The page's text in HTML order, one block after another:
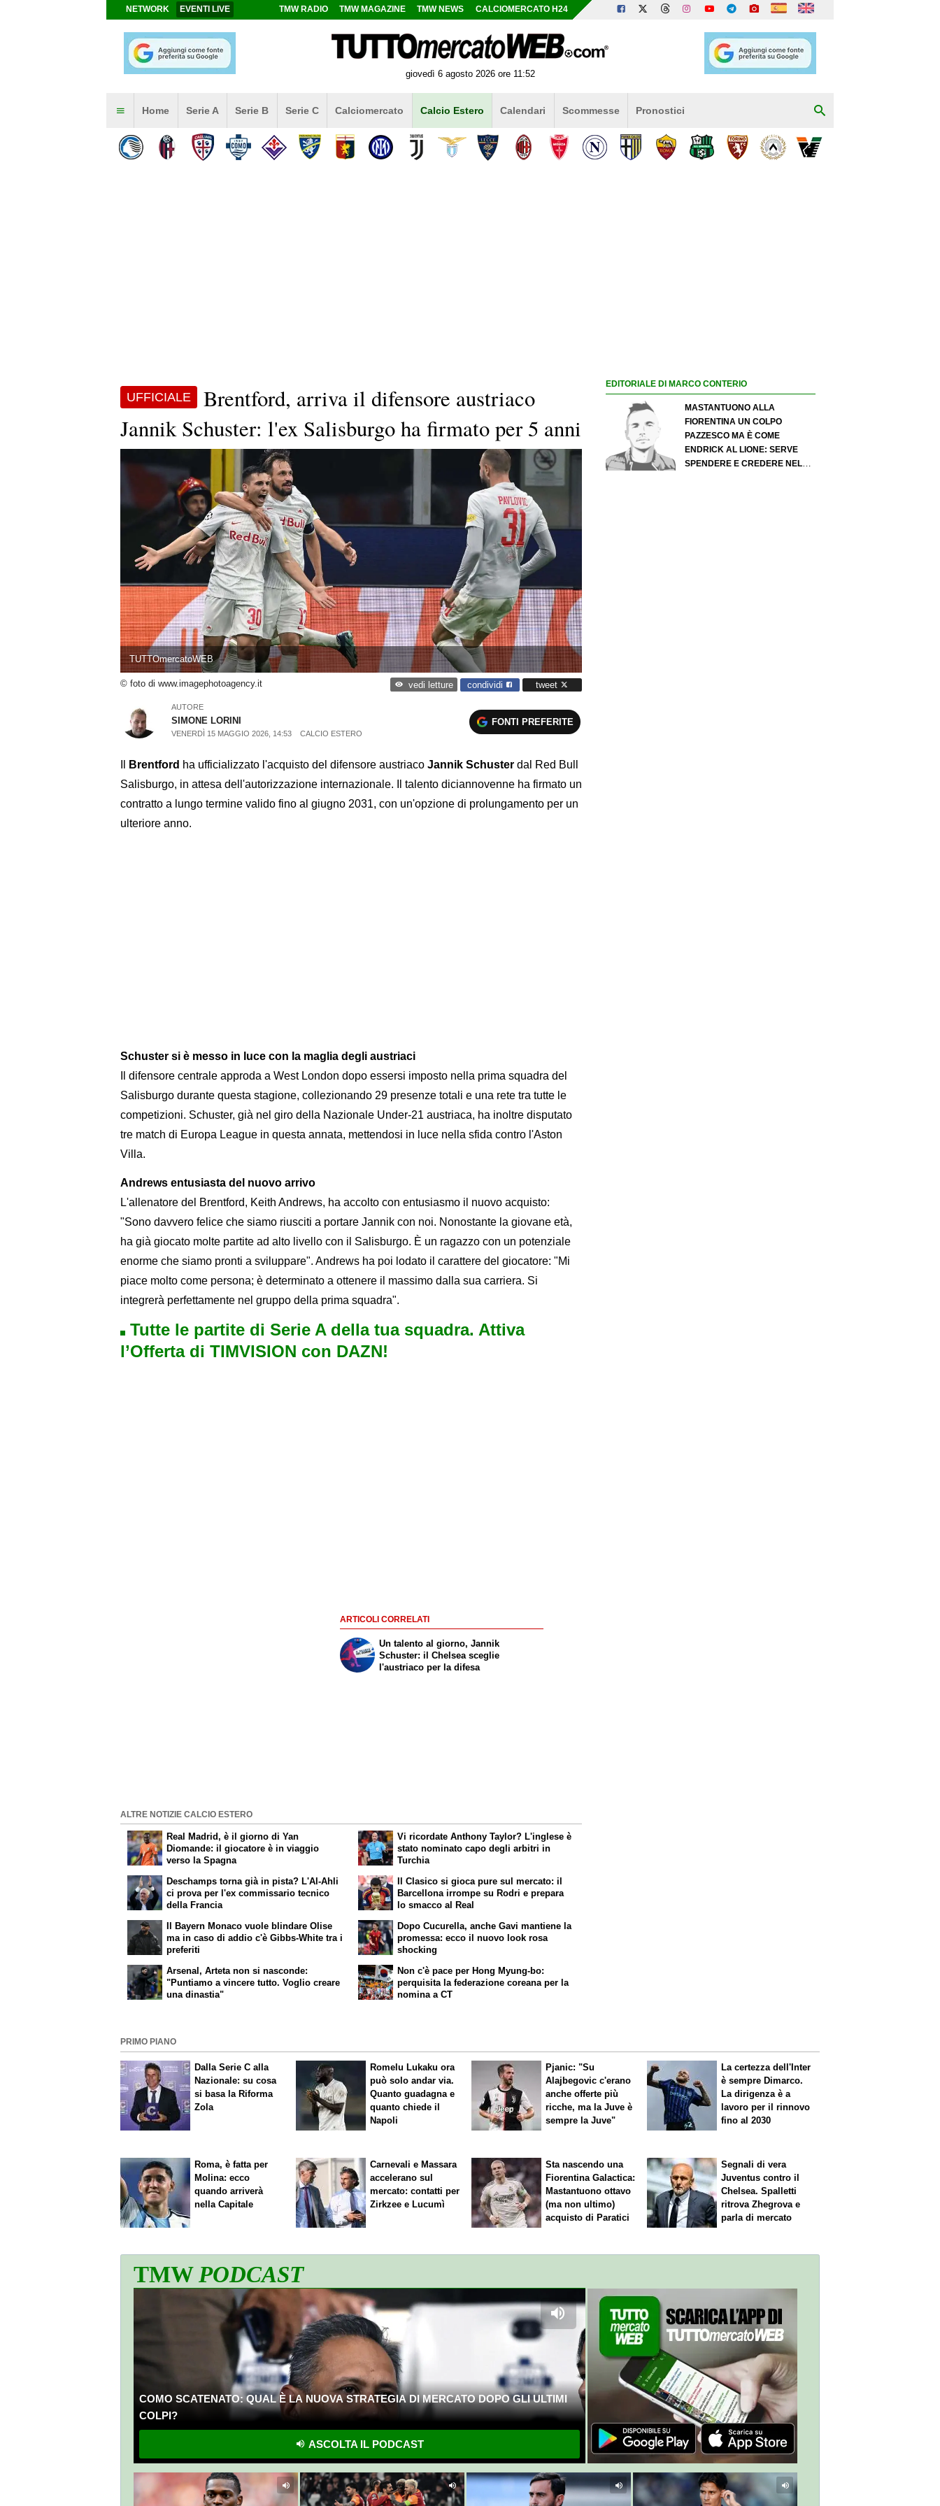
NETWORK EVENTI LIVE TMW RADIO TMW MAGAZINE TMW NEWS CALCIOMERCATO H24
giovedì 6 agosto 2026 ore 11:52
Home Serie A Serie B Serie C Calciomercato Calcio Estero Calendari Scommesse Pronostici
UFFICIALE
Brentford, arriva il difensore austriaco
Jannik Schuster: l'ex Salisburgo ha firmato per 5 anni
TUTTOmercatoWEB
© foto di www.imagephotoagency.it vedi letture condividi tweet
AUTORE
SIMONE LORINI
VENERDÌ 15 MAGGIO 2026, 14:53 CALCIO ESTERO
FONTI PREFERITE
Brentford ha ufficializzato l'acquisto del difensore austriaco Jannik Schuster dal Red Bull
Salisburgo, in attesa dell'autorizzazione internazionale. Il talento diciannovenne ha firmato un
contratto a lungo termine valido fino al giugno 2031, con un'opzione di prolungamento per un
ulteriore anno.
Schuster si è messo in luce con la maglia degli austriaci
Il difensore centrale approda a West London dopo essersi imposto nella prima squadra del
Salisburgo durante questa stagione, collezionando 29 presenze totali e una rete tra tutte le
competizioni. Schuster, già nel giro della Nazionale Under-21 austriaca, ha inoltre disputato
tre match di Europa League in questa annata, mettendosi in luce nella sfida contro l'Aston
Villa.
Andrews entusiasta del nuovo arrivo
L'allenatore del Brentford, Keith Andrews, ha accolto con entusiasmo il nuovo acquisto:
"Sono davvero felice che siamo riusciti a portare Jannik con noi. Nonostante la giovane età,
ha già giocato molte partite ad alto livello con il Salisburgo. È un ragazzo con un potenziale
enorme che siamo pronti a sviluppare". Andrews ha poi lodato il carattere del giocatore: "Mi
piace molto come persona; è determinato a ottenere il massimo dalla sua carriera. Si
integrerà perfettamente nel gruppo della prima squadra".
Tutte le partite di Serie A della tua squadra. Attiva
l’Offerta di TIMVISION con DAZN!
ARTICOLI CORRELATI
Un talento al giorno, Jannik
Schuster: il Chelsea sceglie
l'austriaco per la difesa
ALTRE NOTIZIE CALCIO ESTERO
Real Madrid, è il giorno di Yan
Diomande: il giocatore è in viaggio
verso la Spagna
Deschamps torna già in pista? L'Al-Ahli
ci prova per l'ex commissario tecnico
della Francia
Vi ricordate Anthony Taylor? L'inglese è
stato nominato capo degli arbitri in
Turchia
IlClasico si gioca pure sul mercato: il
Barcellona irrompe su Rodri e prepara
lo smacco al Real
Il Bayern Monaco vuole blindare Olise
ma in caso di addio c'è Gibbs-White tra i
preferiti
Arsenal, Arteta non si nasconde:
"Puntiamo a vincere tutto. Voglio creare
una dinastia"
Dopo Cucurella, anche Gavi mantiene la
promessa: ecco il nuovo look rosa
shocking
Non c'è pace per Hong Myung-bo:
perquisita la federazione coreana per la
nomina a CT
EDITORIALE DI MARCO CONTERIO
MASTANTUONO ALLA
FIORENTINA UN COLPO
PAZZESCO MA È COME
ENDRICK AL LIONE: SERVE
SPENDERE E CREDERE NELLO
PRIMO PIANO
Dalla Serie C alla
Nazionale: su cosa
si basa la Riforma
Zola
Romelu Lukaku ora
può solo andar via.
Quanto guadagna e
quanto chiede il
Napoli
Pjanic: "Su
Alajbegovic c'erano
anche offerte più
ricche, ma la Juve è
sempre la Juve"
La certezza dell'Inter
è sempre Dimarco.
La dirigenza è a
lavoro per il rinnovo
fino al 2030
Roma, è fatta per
Molina: ecco
quando arriverà
nella Capitale
Carnevali e Massara
accelerano sul
mercato: contatti per
Zirkzee e Lucumì
Sta nascendo una
FiorentinaGalactica:
Mastantuono ottavo
(ma non ultimo)
acquisto di Paratici
Segnali di vera
Juventus contro il
Chelsea. Spalletti
ritrova Zhegrova e
parla di mercato
TMWPODCAST
COMO SCATENATO: QUAL È LA NUOVA STRATEGIA DI MERCATO DOPO GLI ULTIMI
COLPI?
ASCOLTA IL PODCAST